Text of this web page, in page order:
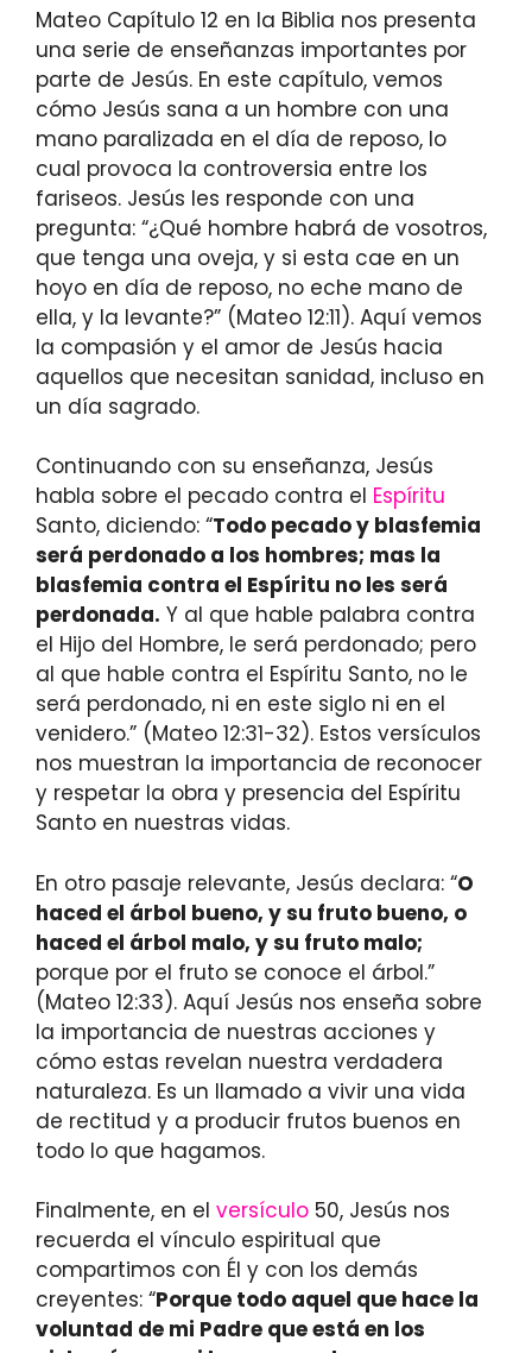
Mateo Capítulo 12 en la Biblia nos presenta
una serie de enseñanzas importantes por
parte de Jesús. En este capítulo, vemos
cómo Jesús sana a un hombre con una
mano paralizada en el día de reposo, lo
cual provoca la controversia entre los
fariseos. Jesús les responde con una
pregunta: “¿Qué hombre habrá de vosotros,
que tenga una oveja, y si esta cae en un
hoyo en día de reposo, no eche mano de
ella, y la levante?” (Mateo 12:11). Aquí vemos
la compasión y el amor de Jesús hacia
aquellos que necesitan sanidad, incluso en
un día sagrado.
Continuando con su enseñanza, Jesús
habla sobre el pecado contra el Espíritu
Santo, diciendo: “Todo pecado y blasfemia
será perdonado a los hombres; mas la
blasfemia contra el Espíritu no les será
perdonada. Y al que hable palabra contra
el Hijo del Hombre, le será perdonado; pero
al que hable contra el Espíritu Santo, no le
será perdonado, ni en este siglo ni en el
venidero.” (Mateo 12:31-32). Estos versículos
nos muestran la importancia de reconocer
y respetar la obra y presencia del Espíritu
Santo en nuestras vidas.
En otro pasaje relevante, Jesús declara: “O
haced el árbol bueno, y su fruto bueno, o
haced el árbol malo, y su fruto malo;
porque por el fruto se conoce el árbol.”
(Mateo 12:33). Aquí Jesús nos enseña sobre
la importancia de nuestras acciones y
cómo estas revelan nuestra verdadera
naturaleza. Es un llamado a vivir una vida
de rectitud y a producir frutos buenos en
todo lo que hagamos.
Finalmente, en el versículo 50, Jesús nos
recuerda el vínculo espiritual que
compartimos con Él y con los demás
creyentes: “Porque todo aquel que hace la
voluntad de mi Padre que está en los